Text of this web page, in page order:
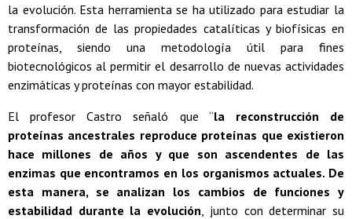
la evolución. Esta herramienta se ha utilizado para estudiar la
transformación de las propiedades catalíticas y biofísicas en
proteínas, siendo una metodología útil para fines
biotecnológicos al permitir el desarrollo de nuevas actividades
enzimáticas y proteínas con mayor estabilidad.
El profesor Castro señaló que “la reconstrucción de
proteínas ancestrales reproduce proteínas que existieron
hace millones de años y que son ascendentes de las
enzimas que encontramos en los organismos actuales. De
esta manera, se analizan los cambios de funciones y
estabilidad durante la evolución , junto con determinar su